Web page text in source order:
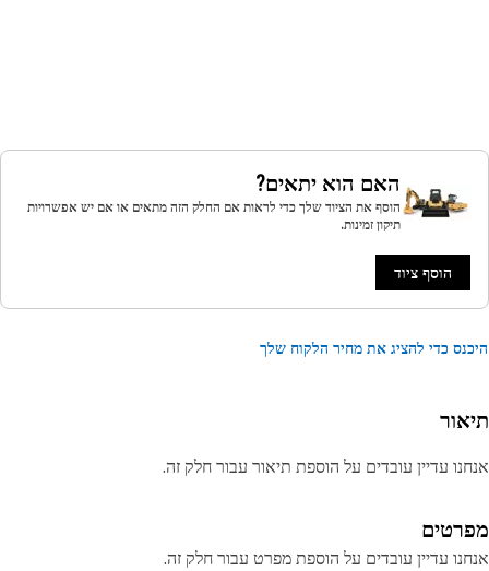
האם הוא יתאים?
הוסף את הציוד שלך כדי לראות אם החלק הזה מתאים או אם יש אפשרויות
תיקון זמינות.
הוסף ציוד
כדי להציג את מחיר הלקוח שלך
עדיין עובדים על הוספת תיאור עבור חלק זה.
עדיין עובדים על הוספת מפרט עבור חלק זה.